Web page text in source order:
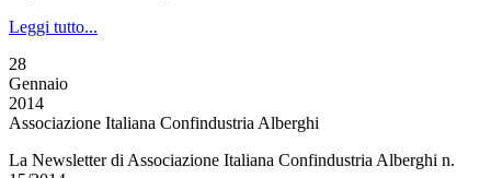
Leggi tutto...
28
Gennaio
2014
Associazione Italiana Confindustria Alberghi
La Newsletter di Associazione Italiana Confindustria Alberghi n.